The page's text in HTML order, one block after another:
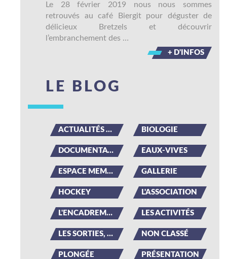
Le 28 février 2019 nous nous sommes
retrouvés au café Biergit pour déguster de
délicieux Bretzels et découvrir
l’embranchement des …
+ D'INFOS
LE BLOG
ACTUALITÉS DU CLUB BIOLOGIE
DOCUMENTATION EAUX-VIVES
ESPACE MEMBRE GALLERIE
HOCKEY L'ASSOCIATION
L'ENCADREMENT LES ACTIVITÉS
LES SORTIES, LES ÉVÉNEMENTS NON CLASSÉ
PLONGÉE PRÉSENTATION